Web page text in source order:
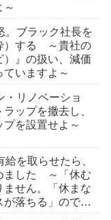
～
ブラック社長を
）する ～貴社の
）』の扱い、減価
いますよ～
リノベーショ
ップを撤去し、
を設置せよ～
を取らせたら、
ました ～「休む
ません。「休まな
落ちる」ので業